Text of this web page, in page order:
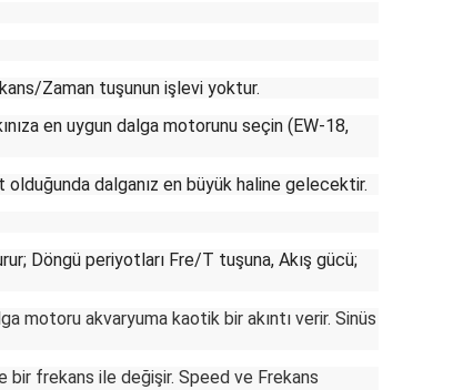
Zaman tuşunun işlevi yoktur.
en uygun dalga motorunu seçin (EW-18,
dalganız en büyük haline gelecektir.
Döngü periyotları Fre/T tuşuna, Akış gücü;
motoru akvaryuma kaotik bir akıntı verir. Sinüs
bir frekans ile değişir. Speed ve Frekans